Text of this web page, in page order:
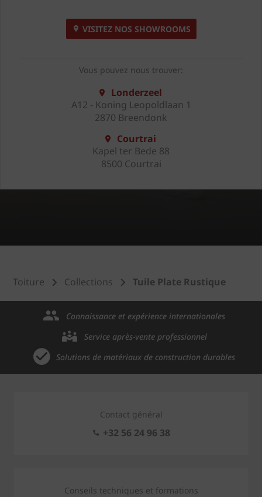
VISITEZ NOS SHOWROOMS
Vous pouvez nous trouver:
Londerzeel
A12 - Koning Leopoldlaan 1
2870 Breendonk
Courtrai
Kapel ter Bede 88
8500 Courtrai
Toiture Collections Tuile Plate Rustique
Connaissance et expérience internationales
Service après-vente professionnel
Solutions de matériaux de construction durables
Contact général
+32 56 24 96 38
Conseils techniques et formations